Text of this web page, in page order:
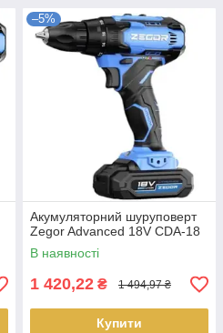
–5%
Акумуляторний шуруповерт
Zegor Advanced 18V CDA-18
В наявності
1 420,22 ₴ 1 494,97 ₴
Купити